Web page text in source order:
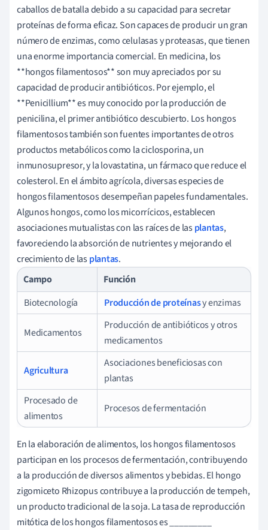
caballos de batalla debido a su capacidad para secretar
proteínas de forma eficaz. Son capaces de producir un gran
número de enzimas, como celulasas y proteasas, que tienen
una enorme importancia comercial. En medicina, los
**hongos filamentosos** son muy apreciados por su
capacidad de producir antibióticos. Por ejemplo, el
**Penicillium** es muy conocido por la producción de
penicilina, el primer antibiótico descubierto. Los hongos
filamentosos también son fuentes importantes de otros
productos metabólicos como la ciclosporina, un
inmunosupresor, y la lovastatina, un fármaco que reduce el
colesterol. En el ámbito agrícola, diversas especies de
hongos filamentosos desempeñan papeles fundamentales.
Algunos hongos, como los micorrícicos, establecen
asociaciones mutualistas con las raíces de lasplantas,
favoreciendo la absorción de nutrientes y mejorando el
crecimiento de lasplantas.
Campo
Función
Biotecnología
Producción de proteínasy enzimas
Medicamentos
Producción de antibióticos y otros
medicamentos
Agricultura
Asociaciones beneficiosas con
plantas
Procesado de
alimentos
Procesos de fermentación
En la elaboración de alimentos, los hongos filamentosos
participan en los procesos de fermentación, contribuyendo
a la producción de diversos alimentos y bebidas. El hongo
zigomiceto Rhizopus contribuye a la producción de tempeh,
un producto tradicional de la soja. La tasa de reproducción
mitótica de los hongos filamentosos es _________